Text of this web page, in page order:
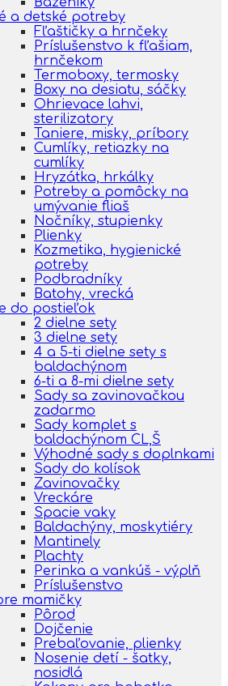
a detské potreby
Fľaštičky a hrnčeky
Príslušenstvo k fľašiam,
hrnčekom
Termoboxy, termosky
Boxy na desiatu, sáčky
Ohrievace lahvi,
sterilizatory
Taniere, misky, príbory
Cumlíky, retiazky na
cumlíky
Hryzátka, hrkálky
Potreby a pomôcky na
umývanie fliaš
Nočníky, stupienky
Plienky
Kozmetika, hygienické
potreby
Podbradníky
Batohy, vrecká
do postieľok
2 dielne sety
3 dielne sety
4 a 5-ti dielne sety s
baldachýnom
6-ti a 8-mi dielne sety
Sady sa zavinovačkou
zadarmo
Sady komplet s
baldachýnom CL,Š
Výhodné sady s doplnkami
Sady do kolísok
Zavinovačky
Vreckáre
Spacie vaky
Baldachýny, moskytiéry
Mantinely
Plachty
Perinka a vankúš - výplň
Príslušenstvo
mamičky
Pôrod
Dojčenie
Prebaľovanie, plienky
Nosenie detí - šatky,
nosidlá